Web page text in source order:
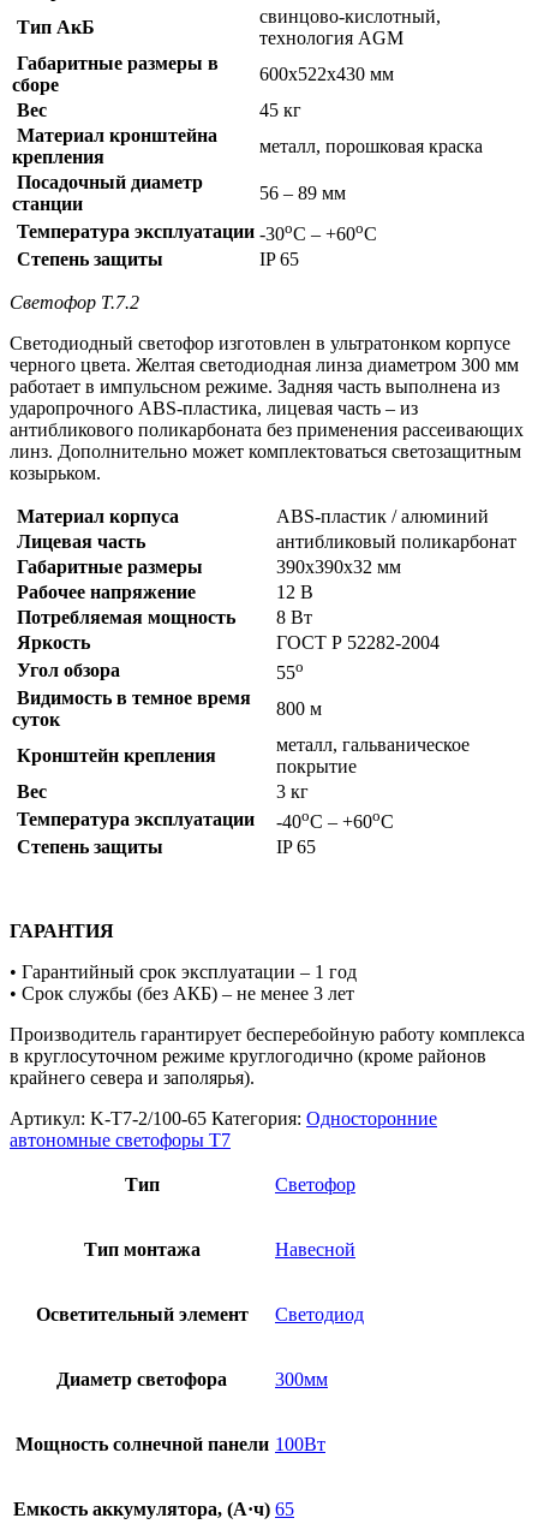
Тип АкБ
свинцово-кислотный,
технология AGM
Габаритные размеры в
сборе
600х522х430 мм
Вес
45 кг
Материал кронштейна
крепления
металл, порошковая краска
Посадочный диаметр
станции
56 – 89 мм
Температура эксплуатации -30оС – +60оС
Степень защиты
IP 65
Светофор Т.7.2
Светодиодный светофор изготовлен в ультратонком корпусе
черного цвета. Желтая светодиодная линза диаметром 300 мм
работает в импульсном режиме. Задняя часть выполнена из
ударопрочного ABS-пластика, лицевая часть – из
антибликового поликарбоната без применения рассеивающих
линз. Дополнительно может комплектоваться светозащитным
козырьком.
Материал корпуса
ABS-пластик / алюминий
Лицевая часть
антибликовый поликарбонат
Габаритные размеры
390х390х32 мм
Рабочее напряжение
12 В
Потребляемая мощность
8 Вт
Яркость
ГОСТ Р 52282-2004
Угол обзора
55о
Видимость в темное время
суток
800 м
Кронштейн крепления
металл, гальваническое
покрытие
Вес
3 кг
Температура эксплуатации
-40оС – +60оС
Степень защиты
IP 65
ГАРАНТИЯ
• Гарантийный срок эксплуатации – 1 год
• Срок службы (без АКБ) – не менее 3 лет
Производитель гарантирует бесперебойную работу комплекса
в круглосуточном режиме круглогодично (кроме районов
крайнего севера и заполярья).
Артикул: K-T7-2/100-65 Категория: Односторонние
автономные светофоры Т7
Тип Светофор
Тип монтажа Навесной
Осветительный элемент Светодиод
Диаметр светофора 300мм
Мощность солнечной панели 100Вт
Емкость аккумулятора, (А·ч) 65